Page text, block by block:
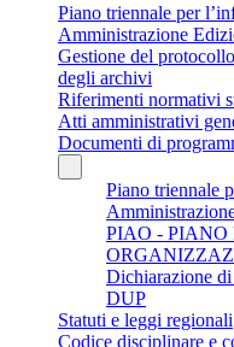
Piano triennale per
Amministrazione
Gestione del
degli archivi
Riferimenti normativi
Atti amministrativi
Documenti di
Piano triennale
PIAO -
Dichiarazione
DUP
Statuti e leggi regionali
Codice disciplinare e